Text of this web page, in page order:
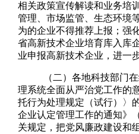
相关政策宣传解读和业务培
管理、市场监管、生态环境
为的企业不得推荐上报；强
省高新技术企业培育库入库
业申报高新技术企业，进一
（二）各地科技部门
理系统全面从严治党工作的
托行为处理规定（试行）〉
企业认定管理工作的通知》
关规定，把党风廉政建设和